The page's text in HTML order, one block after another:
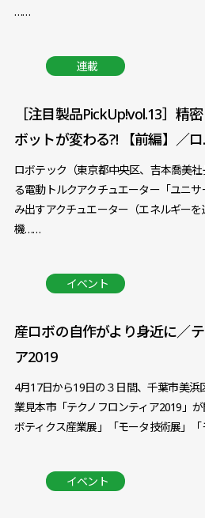
……
連載
［注目製品PickUp!vol.13］精
ボットが変わる?! 【前編】／
ロボテック（東京都中央区、吉本喬美
る電動トルクアクチュエーター「ユニ
み出すアクチュエーター（エネルギー
機……
イベント
産ロボの自作がより身近に／
ア2019
4月17日から19日の３日間、千葉市美浜
業見本市「テクノフロンティア2019」
ボティクス産業展」「モータ技術展」
イベント